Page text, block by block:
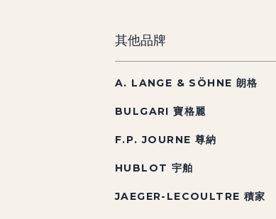
其他品牌
A. LANGE & SÖHNE 朗格
BULGARI 寶格麗
F.P. JOURNE 尊納
HUBLOT 宇舶
JAEGER-LECOULTRE 積家